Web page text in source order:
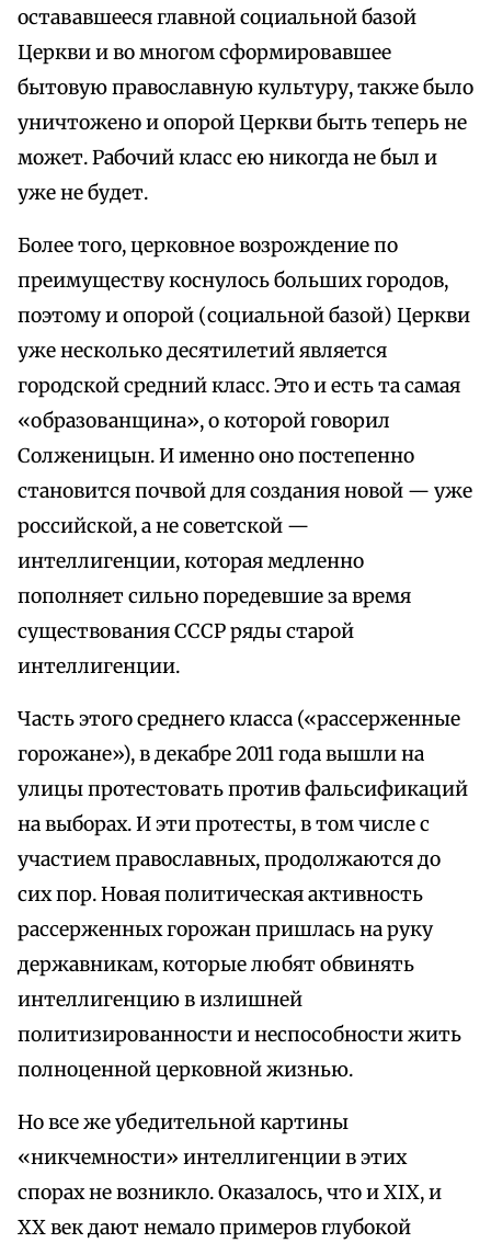
остававшееся главной социальной базой
Церкви и во многом сформировавшее
бытовую православную культуру, также было
уничтожено и опорой Церкви быть теперь не
может. Рабочий класс ею никогда не был и
уже не будет.
Более того, церковное возрождение по
преимуществу коснулось больших городов,
поэтому и опорой (социальной базой) Церкви
уже несколько десятилетий является
городской средний класс. Это и есть та самая
«образованщина», о которой говорил
Солженицын. И именно оно постепенно
становится почвой для создания новой — уже
российской, а не советской —
интеллигенции, которая медленно
пополняет сильно поредевшие за время
существования СССР ряды старой
интеллигенции.
Часть этого среднего класса («рассерженные
горожане»), в декабре 2011 года вышли на
улицы протестовать против фальсификаций
на выборах. И эти протесты, в том числе с
участием православных, продолжаются до
сих пор. Новая политическая активность
рассерженных горожан пришлась на руку
державникам, которые любят обвинять
интеллигенцию в излишней
политизированности и неспособности жить
полноценной церковной жизнью.
Но все же убедительной картины
«никчемности» интеллигенции в этих
спорах не возникло. Оказалось, что и XIX, и
XX век дают немало примеров глубокой